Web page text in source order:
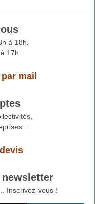
à 18h.
17h.
par mail
Inscrivez-vous !